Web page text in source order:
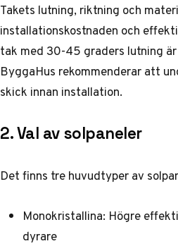
Takets lutning, riktning och
installationskostnaden och
tak med 30-45 graders lutning
ByggaHus rekommenderar att
skick innan installation.
2. Val av solpaneler
Det finns tre huvudtyper av
Monokristallina: Högre
dyrare